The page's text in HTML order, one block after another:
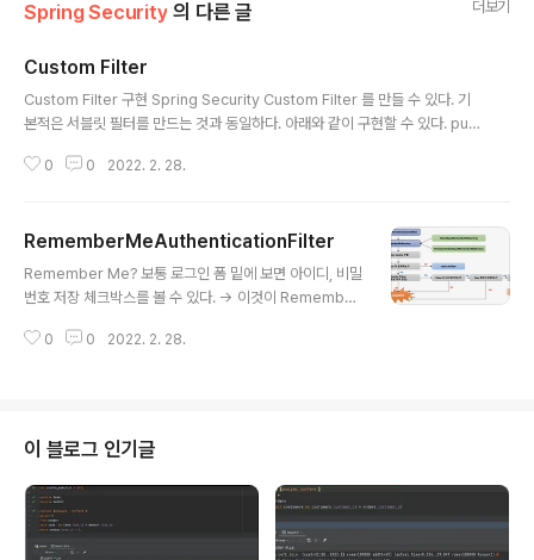
Spring Security 의 다른 글 더보기
Custom Filter
Custom Filter 구현 Spring Security Custom Filter 를 만들 수 있다. 기
본적은 서블릿 필터를 만드는 것과 동일하다. 아래와 같이 구현할 수 있다. publ
ger = LoggerFactory.getLogger(this.getClass()); @Override pub
topWatch stopWatch = new StopWatch(); st..
0 0 2022. 2. 28.
RememberMeAuthenticationFilter
Remember Me? 보통 로그인 폼 밑에 보면 아이디, 비밀
번호 저장 체크박스를 볼 수 있다. -> 이것이 Remember
간 remember-me 라는 쿠키가 생성된다. 체크 박스 체
증을 다시 받아야 한다. RememberMeAuthenticatio
nFilter Spring Security 에서 제공하는 15개의 필터 외
에 RememberMeAuthenticationFilter 가 있다. Aut
hentication 객체가 null 이고, 사용자..
0 0 2022. 2. 28.
이 블로그 인기글